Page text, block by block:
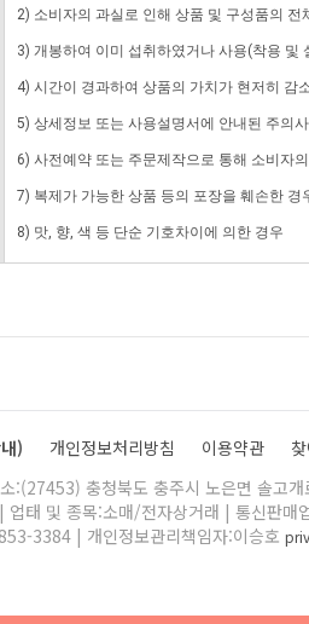
2) 소비자의 과실로 인해 상품 및 구성품의
3) 개봉하여 이미 섭취하였거나 사용(착용 및
4) 시간이 경과하여 상품의 가치가 현저히 감
5) 상세정보 또는 사용설명서에 안내된 주의
6) 사전예약 또는 주문제작으로 통해 소비자
7) 복제가 가능한 상품 등의 포장을 훼손한 경
8) 맛, 향, 색 등 단순 기호차이에 의한 경우
) 개인정보처리방침 이용약관
:(27453) 충청북도 충주시 노은면 솔고
태 및 종목:소매/전자상거래 | 통신판매
3384 | 개인정보관리책임자:이승호